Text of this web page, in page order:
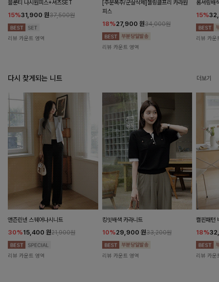
블룬티 나시원피스+셔츠SET
15%31,900 원37,500원
리뷰 카운트 영역
[주문폭주/군살삭제]젤링클프리 카라원
피스
18%27,900 원34,000원
리뷰 카운트 영역
롬셔링배
15%
리뷰 카운
다시 찾게되는 니트 더보기
앤즌린넨 스퀘어나시니트
30%15,400 원21,900원
리뷰 카운트 영역
킹밋배색 카라니트
10%29,900 원33,200원
리뷰 카운트 영역
캘핀패턴
18%
리뷰 카운